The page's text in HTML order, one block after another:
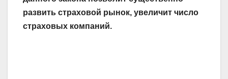
развить страховой рынок, увеличит число
страховых компаний.